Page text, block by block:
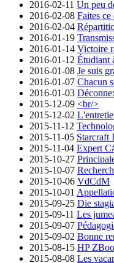
2016-02-11 Un peu
2016-02-08 Faites ce
2016-02-04
2016-01-19
2016-01-14 Victoire
2016-01-12 Étudiant
2016-01-08 Je suis
2016-01-07 Chacun
2016-01-03
2015-12-09 <br/>
2015-12-02
2015-11-12
2015-11-05 Starcraft
2015-11-04 Expert
2015-10-27
2015-10-07
2015-10-06 VdCdM
2015-10-01
2015-09-25 Die
2015-09-11 Les
2015-09-07
2015-09-02 Bonne
2015-08-15 HP
2015-08-08 Les